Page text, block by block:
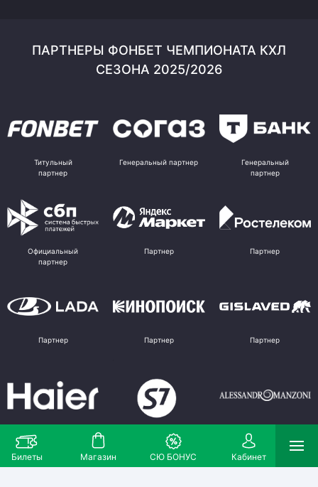
Билеты Магазин СЮ БОНУС Кабинет
ПАРТНЕРЫ ФОНБЕТ ЧЕМПИОНАТА КХЛ
СЕЗОНА 2025/2026
Титульный
партнер
Генеральный партнер
Генеральный
партнер
Официальный
партнер
Партнер Партнер
Партнер Партнер Партнер